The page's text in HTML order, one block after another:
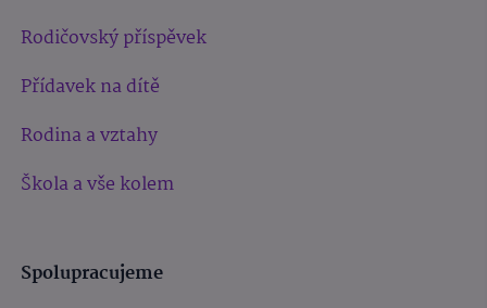
Rodičovský příspěvek
Přídavek na dítě
Rodina a vztahy
Škola a vše kolem
Spolupracujeme